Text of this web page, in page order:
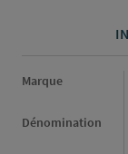
Informations
Marque
Dénomination